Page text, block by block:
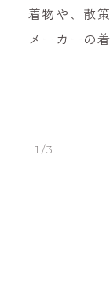
着物や、散
メーカーの
1/3